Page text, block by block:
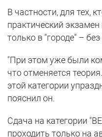
В частности, для тех,
практический
только в "городе" –
"При этом уже были
что отменяется
этой категории
пояснил он.
Сдача на категории
проходить только на